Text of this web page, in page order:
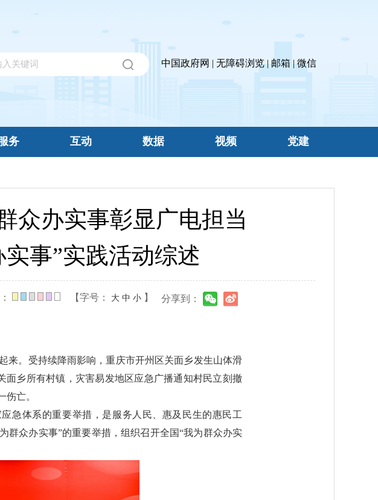
中国政府网 | 无障碍浏览|邮箱 |微信
务 互动 数据 视频 党建
众办实事彰显广电担当
事”实践活动综述
【字号： 大 中 小 】 分享到：
来。受持续降雨影响，重庆市开州区关面乡发生山体滑
乡所有村镇，灾害易发地区应急广播通知村民立刻撤
亡。
急体系的重要举措，是服务人民、惠及民生的惠民工
群众办实事”的重要举措，组织召开全国“我为群众办实